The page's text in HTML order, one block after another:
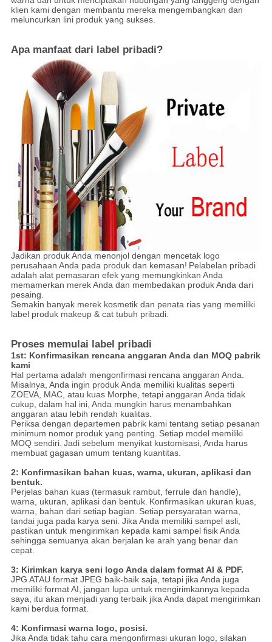
klien kami dengan membantu mereka mengembangkan dan
meluncurkan lini produk yang sukses.
Apa manfaat dari label pribadi?
Jadikan produk Anda menonjol dengan mencetak logo
perusahaan Anda pada produk dan kemasan! Pelabelan pribadi
adalah alat pemasaran efek yang memungkinkan Anda
memamerkan merek Anda dan membedakan produk Anda dari
pesaing.
Semakin banyak merek kosmetik dan penata rias yang memiliki
label produk makeup & cat tubuh pribadi.
Proses memulai label pribadi
1st: Konfirmasikan rencana anggaran Anda dan MOQ pabrik
kami
Hal pertama adalah mengonfirmasi rencana anggaran Anda.
Misalnya, Anda ingin produk Anda memiliki kualitas seperti
ZOEVA, MAC, atau kuas Morphe, tetapi anggaran Anda tidak
cukup, dalam hal ini, Anda mungkin harus menambahkan
anggaran atau lebih rendah kualitas.
Periksa dengan departemen pabrik kami tentang setiap pesanan
minimum nomor produk yang penting. Setiap model memiliki
MOQ sendiri. Jadi sebelum menyikat kustomisasi, Anda harus
membuat gagasan umum tentang kuantitas.
2: Konfirmasikan bahan kuas, warna, ukuran, aplikasi dan
bentuk.
Perjelas bahan kuas (termasuk rambut, ferrule dan handle),
warna, ukuran, aplikasi dan bentuk. Konfirmasikan ukuran kuas,
warna, bahan dari setiap bagian. Setiap persyaratan warna,
tandai juga pada karya seni. Jika Anda memiliki sampel asli,
pastikan untuk mengirimkan kepada kami sampel fisik Anda
sehingga semuanya akan berjalan ke arah yang benar dan
cepat.
3: Kirimkan karya seni logo Anda dalam format AI & PDF.
JPG ATAU format JPEG baik-baik saja, tetapi jika Anda juga
memiliki format AI, jangan lupa untuk mengirimkannya kepada
saya, itu akan menjadi yang terbaik jika Anda dapat mengirimkan
kami berdua format.
4: Konfirmasi warna logo, posisi.
Jika Anda tidak tahu cara mengonfirmasi ukuran logo, silakan